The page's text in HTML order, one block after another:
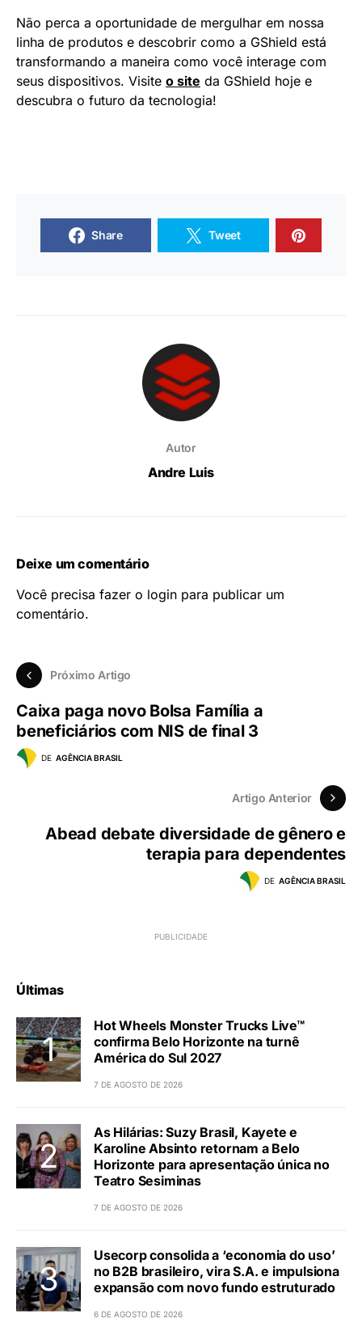
Não perca a oportunidade de mergulhar em nossa
linha de produtos e descobrir como a GShield está
transformando a maneira como você interage com
seus dispositivos. Visite o site da GShield hoje e
descubra o futuro da tecnologia!
Share Tweet
Autor
Andre Luis
Deixe um comentário
Você precisa fazer o login para publicar um
comentário.
Próximo Artigo
Caixa paga novo Bolsa Família a
beneficiários com NIS de final 3
DE AGÊNCIA BRASIL
Artigo Anterior
Abead debate diversidade de gênero e
terapia para dependentes
DE AGÊNCIA BRASIL
Últimas
Hot Wheels Monster Trucks Live™
confirma Belo Horizonte na turnê
América do Sul 2027
7 DE AGOSTO DE 2026
As Hilárias: Suzy Brasil, Kayete e
Karoline Absinto retornam a Belo
Horizonte para apresentação única no
Teatro Sesiminas
7 DE AGOSTO DE 2026
Usecorp consolida a ‘economia do uso’
no B2B brasileiro, vira S.A. e impulsiona
expansão com novo fundo estruturado
6 DE AGOSTO DE 2026